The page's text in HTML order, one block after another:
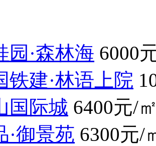
园·森林海 6000
铁建·林语上院
国际城 6400元/
·御景苑 6300元/